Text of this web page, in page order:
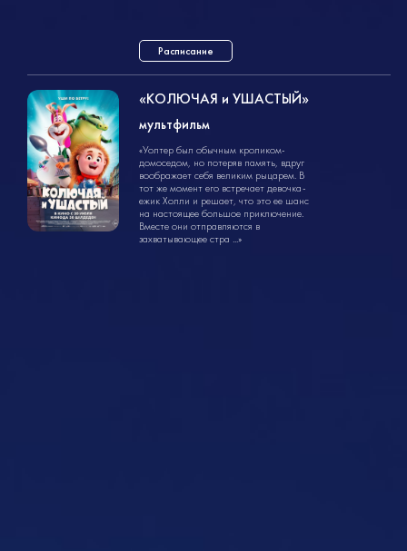
Расписание
мультфильм
1ч. 25мин.
6+
«КОЛЮЧАЯ и УШАСТЫЙ»
мультфильм
«Уолтер был обычным кроликом-
домоседом, но потеряв память, вдруг
воображает себя великим рыцарем. В
тот же момент его встречает девочка-
ежик Холли и решает, что это ее шанс
на настоящее большое приключение.
Вместе они отправляются в
захватывающее стра ...»